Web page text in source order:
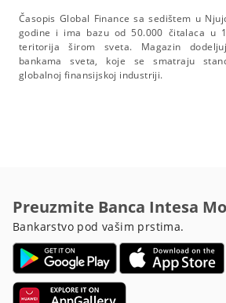
Časopis Global Finance sa sedištem u
godine i ima bazu od 50.000 čitalaca u
teritorija širom sveta. Magazin
bankama sveta, koje se smatraju
globalnoj finansijskoj industriji.
Preuzmite Banca Intesa
Bankarstvo pod vašim prstima.